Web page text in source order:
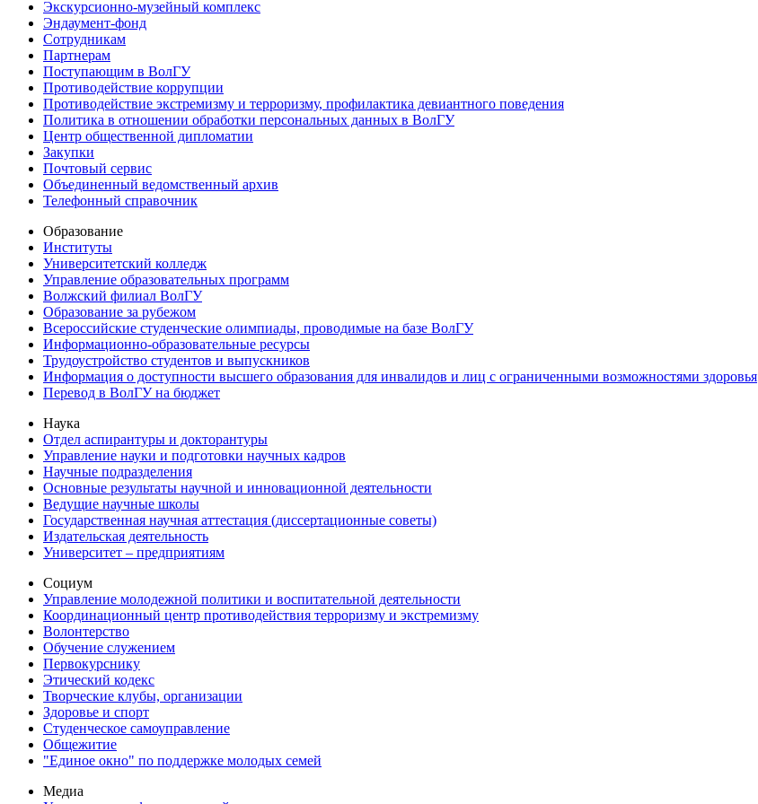
Экскурсионно-музейный комплекс
Эндаумент-фонд
Сотрудникам
Партнерам
Поступающим в ВолГУ
Противодействие коррупции
Противодействие экстремизму и терроризму, профилактика девиантного поведения
Политика в отношении обработки персональных данных в ВолГУ
Центр общественной дипломатии
Закупки
Почтовый сервис
Объединенный ведомственный архив
Телефонный справочник
Образование
Институты
Университетский колледж
Управление образовательных программ
Волжский филиал ВолГУ
Образование за рубежом
Всероссийские студенческие олимпиады, проводимые на базе ВолГУ
Информационно-образовательные ресурсы
Трудоустройство студентов и выпускников
Информация о доступности высшего образования для инвалидов и лиц с ограниченными возможностями здоровья
Перевод в ВолГУ на бюджет
Наука
Отдел аспирантуры и докторантуры
Управление науки и подготовки научных кадров
Научные подразделения
Основные результаты научной и инновационной деятельности
Ведущие научные школы
Государственная научная аттестация (диссертационные советы)
Издательская деятельность
Университет – предприятиям
Социум
Управление молодежной политики и воспитательной деятельности
Координационный центр противодействия терроризму и экстремизму
Волонтерство
Обучение служением
Первокурснику
Этический кодекс
Творческие клубы, организации
Здоровье и спорт
Студенческое самоуправление
Общежитие
"Единое окно" по поддержке молодых семей
Медиа